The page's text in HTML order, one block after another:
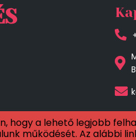
hogy a lehető legjobb
működését. Az alábbi